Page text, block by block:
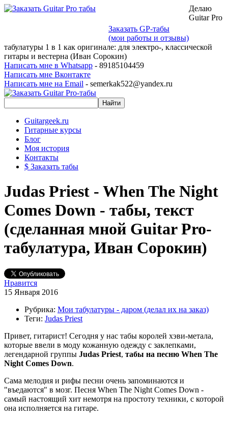
Заказать GP-табы
(мои работы и отзывы)
Делаю
Guitar Pro
табулатуры 1 в 1 как оригинале: для электро-, классической
гитары и вестерна (Иван Сорокин)
Написать мне в Whatsapp - 89185104459
Написать мне Вконтакте
Написать мне на Email - semerkak522@yandex.ru
Guitargeek.ru
Гитарные курсы
Блог
Моя история
Контакты
$ Заказать табы
Judas Priest - When The Night
Comes Down - табы, текст
(сделанная мной Guitar Pro-
табулатура, Иван Сорокин)
Нравится
15 Января 2016
Рубрика: Мои табулатуры - даром (делал их на заказ)
Теги: Judas Priest
Привет, гитарист! Сегодня у нас табы королей хэви-метала,
которые ввели в моду кожанную одежду с заклепками,
легендарной группы Judas Priest, табы на песню When The
Night Comes Down.
Сама мелодия и рифы песни очень запоминаются и
"въедаются" в мозг. Песня When The Night Comes Down -
самый настоящий хит немотря на простоту техники, с которой
она исполняется на гитаре.